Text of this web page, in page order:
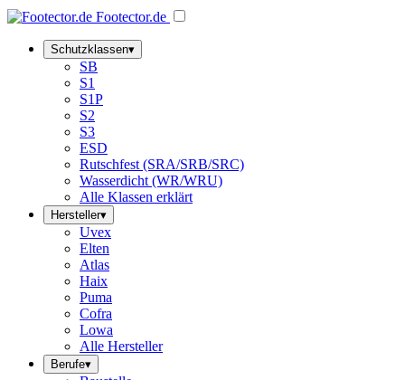
Footector.de
Schutzklassen▾
SB
S1
S1P
S2
S3
ESD
Rutschfest (SRA/SRB/SRC)
Wasserdicht (WR/WRU)
Alle Klassen erklärt
Hersteller▾
Uvex
Elten
Atlas
Haix
Puma
Cofra
Lowa
Alle Hersteller
Berufe▾